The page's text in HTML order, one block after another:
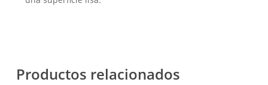
Productos relacionados